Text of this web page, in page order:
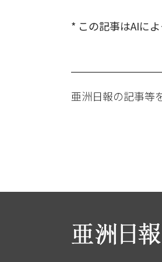
* この記事はAIに
亜洲日報の記事等